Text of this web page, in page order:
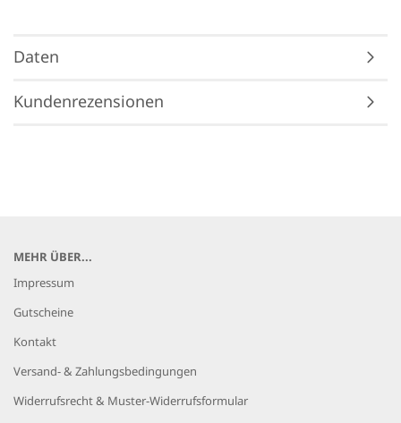
Daten
Kundenrezensionen
MEHR ÜBER...
Impressum
Gutscheine
Kontakt
Versand- & Zahlungsbedingungen
Widerrufsrecht & Muster-Widerrufsformular